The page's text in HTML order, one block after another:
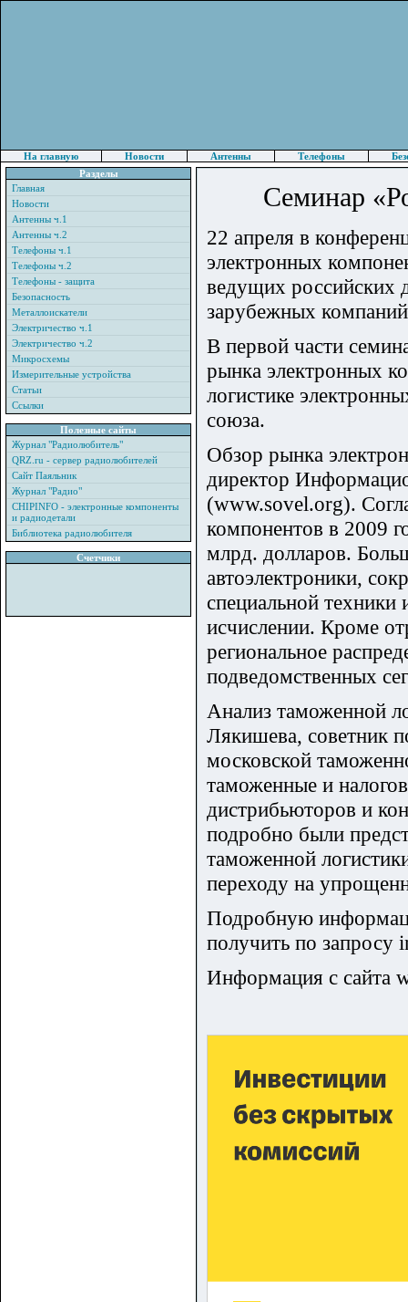
На главную Новости Антенны Телефоны
Разделы
Главная
Новости
Антенны ч.1
Антенны ч.2
Телефоны ч.1
Телефоны ч.2
Телефоны - защита
Безопасность
Металлоискатели
Электричество ч.1
Электричество ч.2
Микросхемы
Измерительные устройства
Статьи
Ссылки
Полезные сайты
Журнал "Радиолюбитель"
QRZ.ru - сервер радиолюбителей
Сайт Паяльник
Журнал "Радио"
CHIPINFO - электронные компоненты
и радиодетали
Библиотека радиолюбителя
Счетчики
Семинар
22 апреля в
электронных
ведущих российских
зарубежных компаний
В первой части
рынка электронных
логистике
союза.
Обзор рынка
директор
(www.sovel.org).
компонентов в 2009
млрд. долларов.
автоэлектроники,
специальной
исчислении. Кроме
региональное
подведомственных
Анализ таможенной
Лякишева, советник
московской
таможенные и
дистрибьюторов и
подробно были
таможенной
переходу на
Подробную
получить по запросу
Информация с сайта